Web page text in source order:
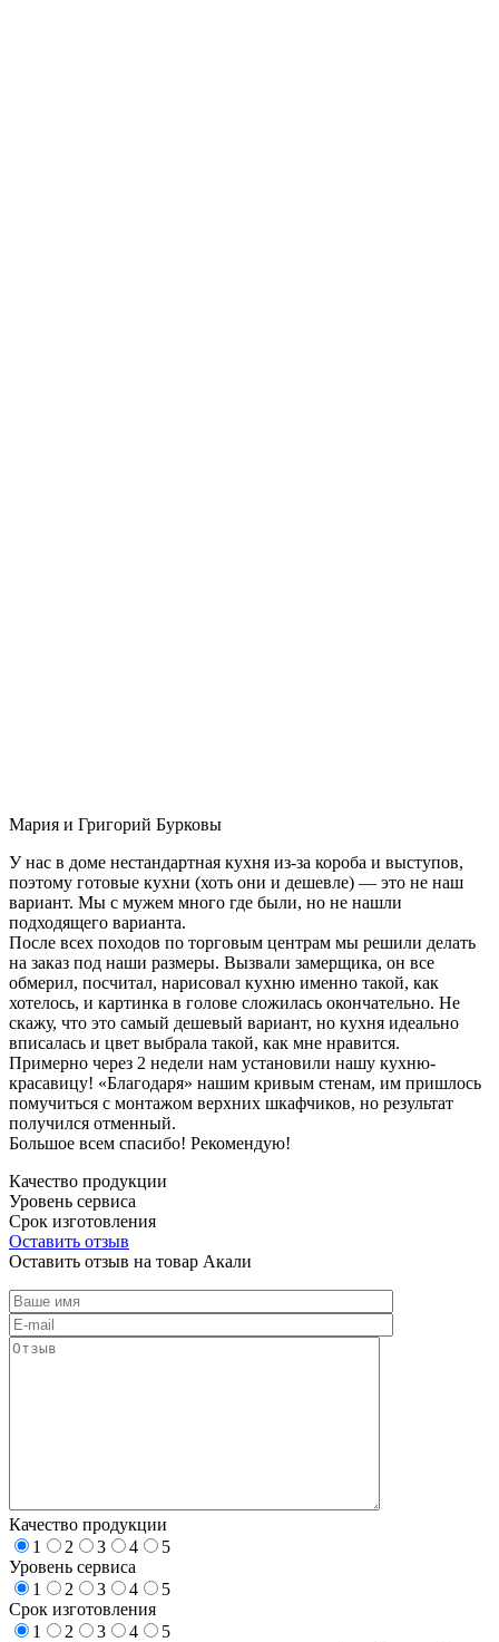
Мария и Григорий Бурковы
У нас в доме нестандартная кухня из-за короба и выступов,
поэтому готовые кухни (хоть они и дешевле) — это не наш
вариант. Мы с мужем много где были, но не нашли
подходящего варианта.
После всех походов по торговым центрам мы решили делать
на заказ под наши размеры. Вызвали замерщика, он все
обмерил, посчитал, нарисовал кухню именно такой, как
хотелось, и картинка в голове сложилась окончательно. Не
скажу, что это самый дешевый вариант, но кухня идеально
вписалась и цвет выбрала такой, как мне нравится.
Примерно через 2 недели нам установили нашу кухню-
красавицу! «Благодаря» нашим кривым стенам, им пришлось
помучиться с монтажом верхних шкафчиков, но результат
получился отменный.
Большое всем спасибо! Рекомендую!
Качество продукции
Уровень сервиса
Срок изготовления
Оставить отзыв
Оставить отзыв на товар Акали
Качество продукции
1
2 3 4
5
Уровень сервиса
1
2 3 4
5
Срок изготовления
1
2 3 4
5